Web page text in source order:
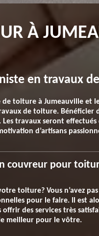
À
en travaux
toiture à Jumeauville et
de toiture. Bénéficier
travaux seront
d’artisans
couvreur pour
toiture? Vous n’avez
pour le faire. Il est
des services très
meilleur pour le vôtre.